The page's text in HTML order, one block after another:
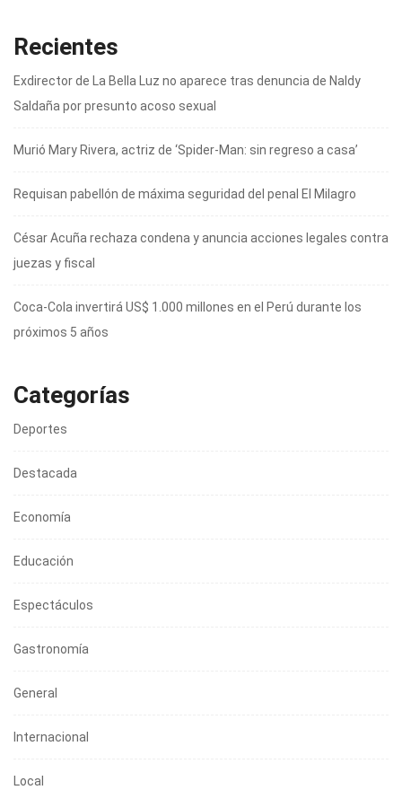
Recientes
Exdirector de La Bella Luz no aparece tras denuncia de Naldy
Saldaña por presunto acoso sexual
Murió Mary Rivera, actriz de ‘Spider-Man: sin regreso a casa’
Requisan pabellón de máxima seguridad del penal El Milagro
César Acuña rechaza condena y anuncia acciones legales contra
juezas y fiscal
Coca-Cola invertirá US$ 1.000 millones en el Perú durante los
próximos 5 años
Categorías
Deportes
Destacada
Economía
Educación
Espectáculos
Gastronomía
General
Internacional
Local